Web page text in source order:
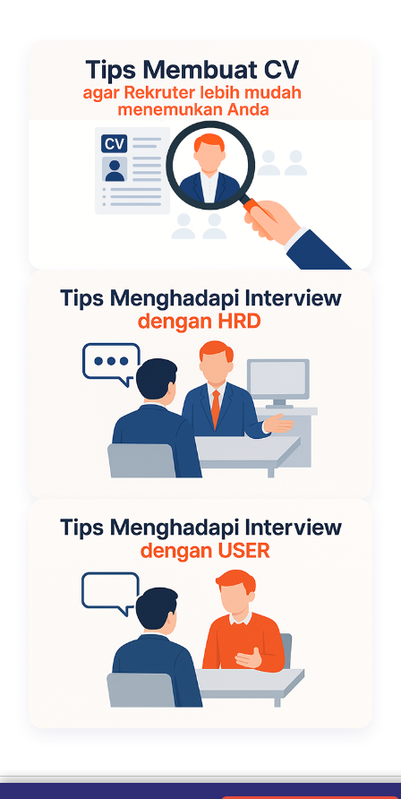
Kebijakan Privasi|Tentang Kami|